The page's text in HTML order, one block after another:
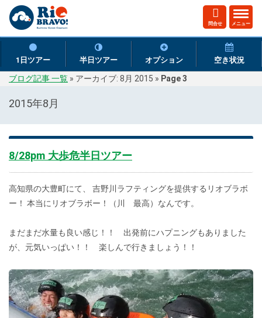
ト
グ
ナ
ビ
メニュー
問合せ
1日ツアー 半日ツアー オプション 空き状況
ブログ記事 一覧 » アーカイブ: 8月 2015 » Page 3
2015年8月
8/28pm 大歩危半日ツアー
高知県の大豊町にて、 吉野川ラフティングを提供するリオブラボ
ー！ 本当にリオブラボー！（川 最高）なんです。
まだまだ水量も良い感じ！！ 出発前にハプニングもありました
が、元気いっぱい！！ 楽しんで行きましょう！！